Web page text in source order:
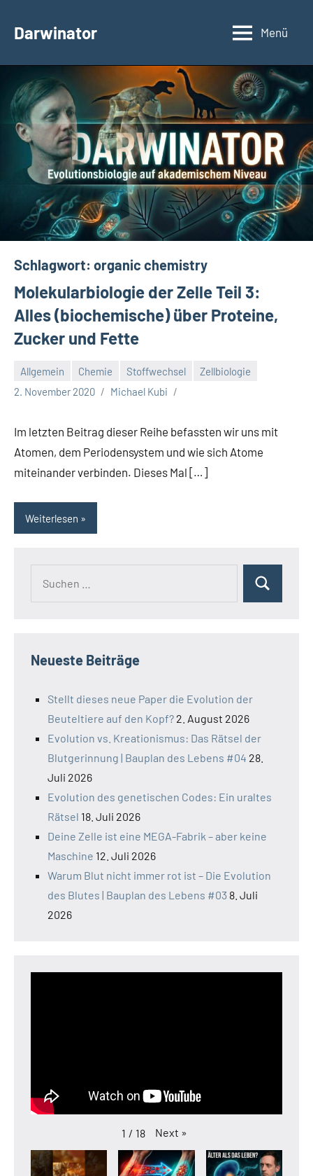
InhaltDarwinator
Evolutionsbiologie
Menü
Schlagwort: organic chemistry
Molekularbiologie der Zelle Teil 3:
Alles (biochemische) über Proteine,
Zucker und Fette
Allgemein Chemie Stoffwechsel
Zellbiologie
2. November 2020
Michael Kubi
Im letzten Beitrag dieser Reihe befassten wir uns mit
Atomen, dem Periodensystem und wie sich Atome
miteinander verbinden. Dieses Mal […]
Weiterlesen
Suchen
Neueste Beiträge
Stellt dieses neue Paper die Evolution der
Beuteltiere auf den Kopf? 2. August 2026
Evolution vs. Kreationismus: Das Rätsel der
Blutgerinnung | Bauplan des Lebens #04 28.
Juli 2026
Evolution des genetischen Codes: Ein uraltes
Rätsel 18. Juli 2026
Deine Zelle ist eine MEGA-Fabrik – aber keine
Maschine 12. Juli 2026
Warum Blut nicht immer rot ist – Die Evolution
des Blutes | Bauplan des Lebens #03 8. Juli
2026
1 / 18 Next »